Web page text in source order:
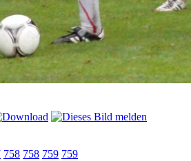
758 758 759 759